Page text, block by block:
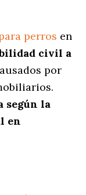
perros en
civil a
por
según la
en